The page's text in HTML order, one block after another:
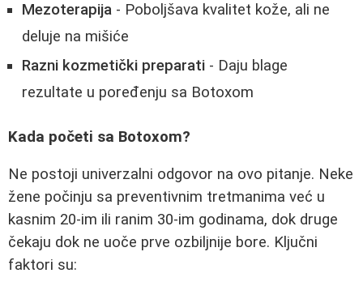
Mezoterapija - Poboljšava kvalitet kože, ali ne
deluje na mišiće
Razni kozmetički preparati - Daju blage
rezultate u poređenju sa Botoxom
Kada početi sa Botoxom?
Ne postoji univerzalni odgovor na ovo pitanje. Neke
žene počinju sa preventivnim tretmanima već u
kasnim 20-im ili ranim 30-im godinama, dok druge
čekaju dok ne uoče prve ozbiljnije bore. Ključni
faktori su: